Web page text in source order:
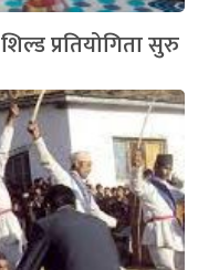
प्रतियोगिता सुरु